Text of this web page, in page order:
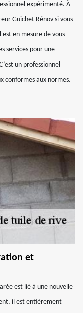
expérimenté. À
Guichet Rénov si vous
en mesure de vous
services pour une
un professionnel
conformes aux normes.
et
est lié à une nouvelle
il est entièrement